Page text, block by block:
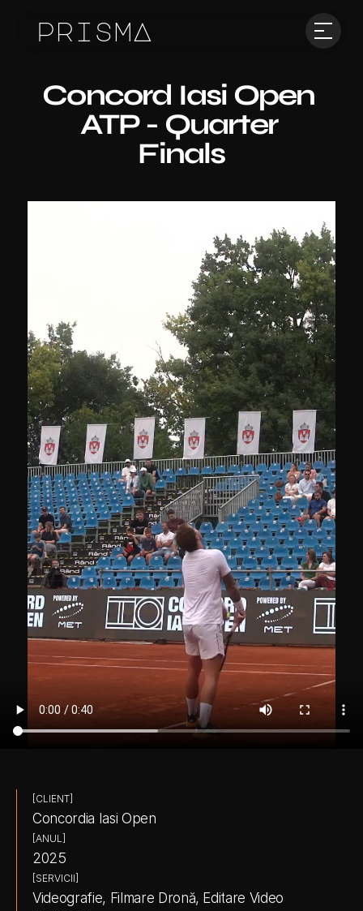
Concord Iasi Open
ATP - Quarter
Finals
[CLIENT]
Concordia Iasi Open
[ANUL]
2025
[SERVICII]
Videografie, Filmare Dronă, Editare Video
prismA